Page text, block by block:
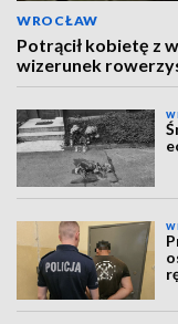
WROCŁAW
Potrącił kobietę z
wizerunek